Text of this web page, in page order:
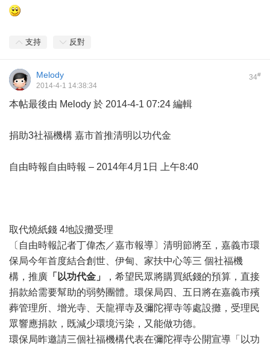
支持 反對
34#
Melody
2014-4-1 14:38:34
本帖最後由 Melody 於 2014-4-1 07:24 編輯
捐助3社福機構 嘉市首推清明以功代金
自由時報自由時報 – 2014年4月1日 上午8:40
取代燒紙錢 4地設攤受理
〔自由時報記者丁偉杰／嘉市報導〕清明節將至，嘉義市環
保局今年首度結合創世、伊甸、家扶中心等三 個社福機
構，推廣 「以功代金」
，希望民眾將購買紙錢的預算，直接
捐款給需要幫助的弱勢團體。環保局四、五日將在嘉義市殯
葬管理所、增光寺、天龍禪寺及彌陀禪寺等處設攤，受理民
眾響應捐款，既減少環境污染，又能做功德。
環保局昨邀請三個社福機構代表在彌陀禪寺公開宣導「以功